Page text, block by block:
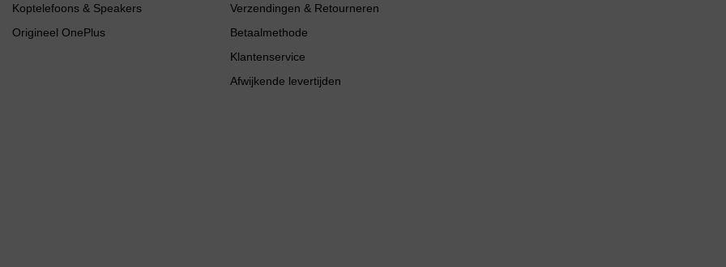
Koptelefoons & Speakers
Origineel OnePlus
Verzendingen & Retourneren
Betaalmethode
Klantenservice
Afwijkende levertijden